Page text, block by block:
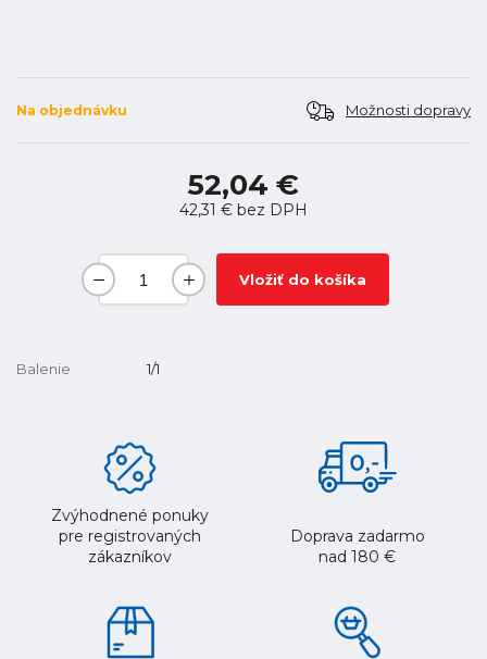
Na objednávku Možnosti dopravy
52,04 €
42,31 € bez DPH
Vložiť do košíka
Balenie 1/1
Zvýhodnené ponuky
pre registrovaných
zákazníkov
Doprava zadarmo
nad 180 €